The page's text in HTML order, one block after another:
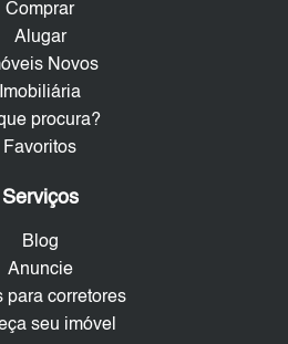
Comprar
Alugar
Novos
Imobiliária
procura?
Favoritos
Serviços
Blog
Anuncie
para corretores
seu imóvel